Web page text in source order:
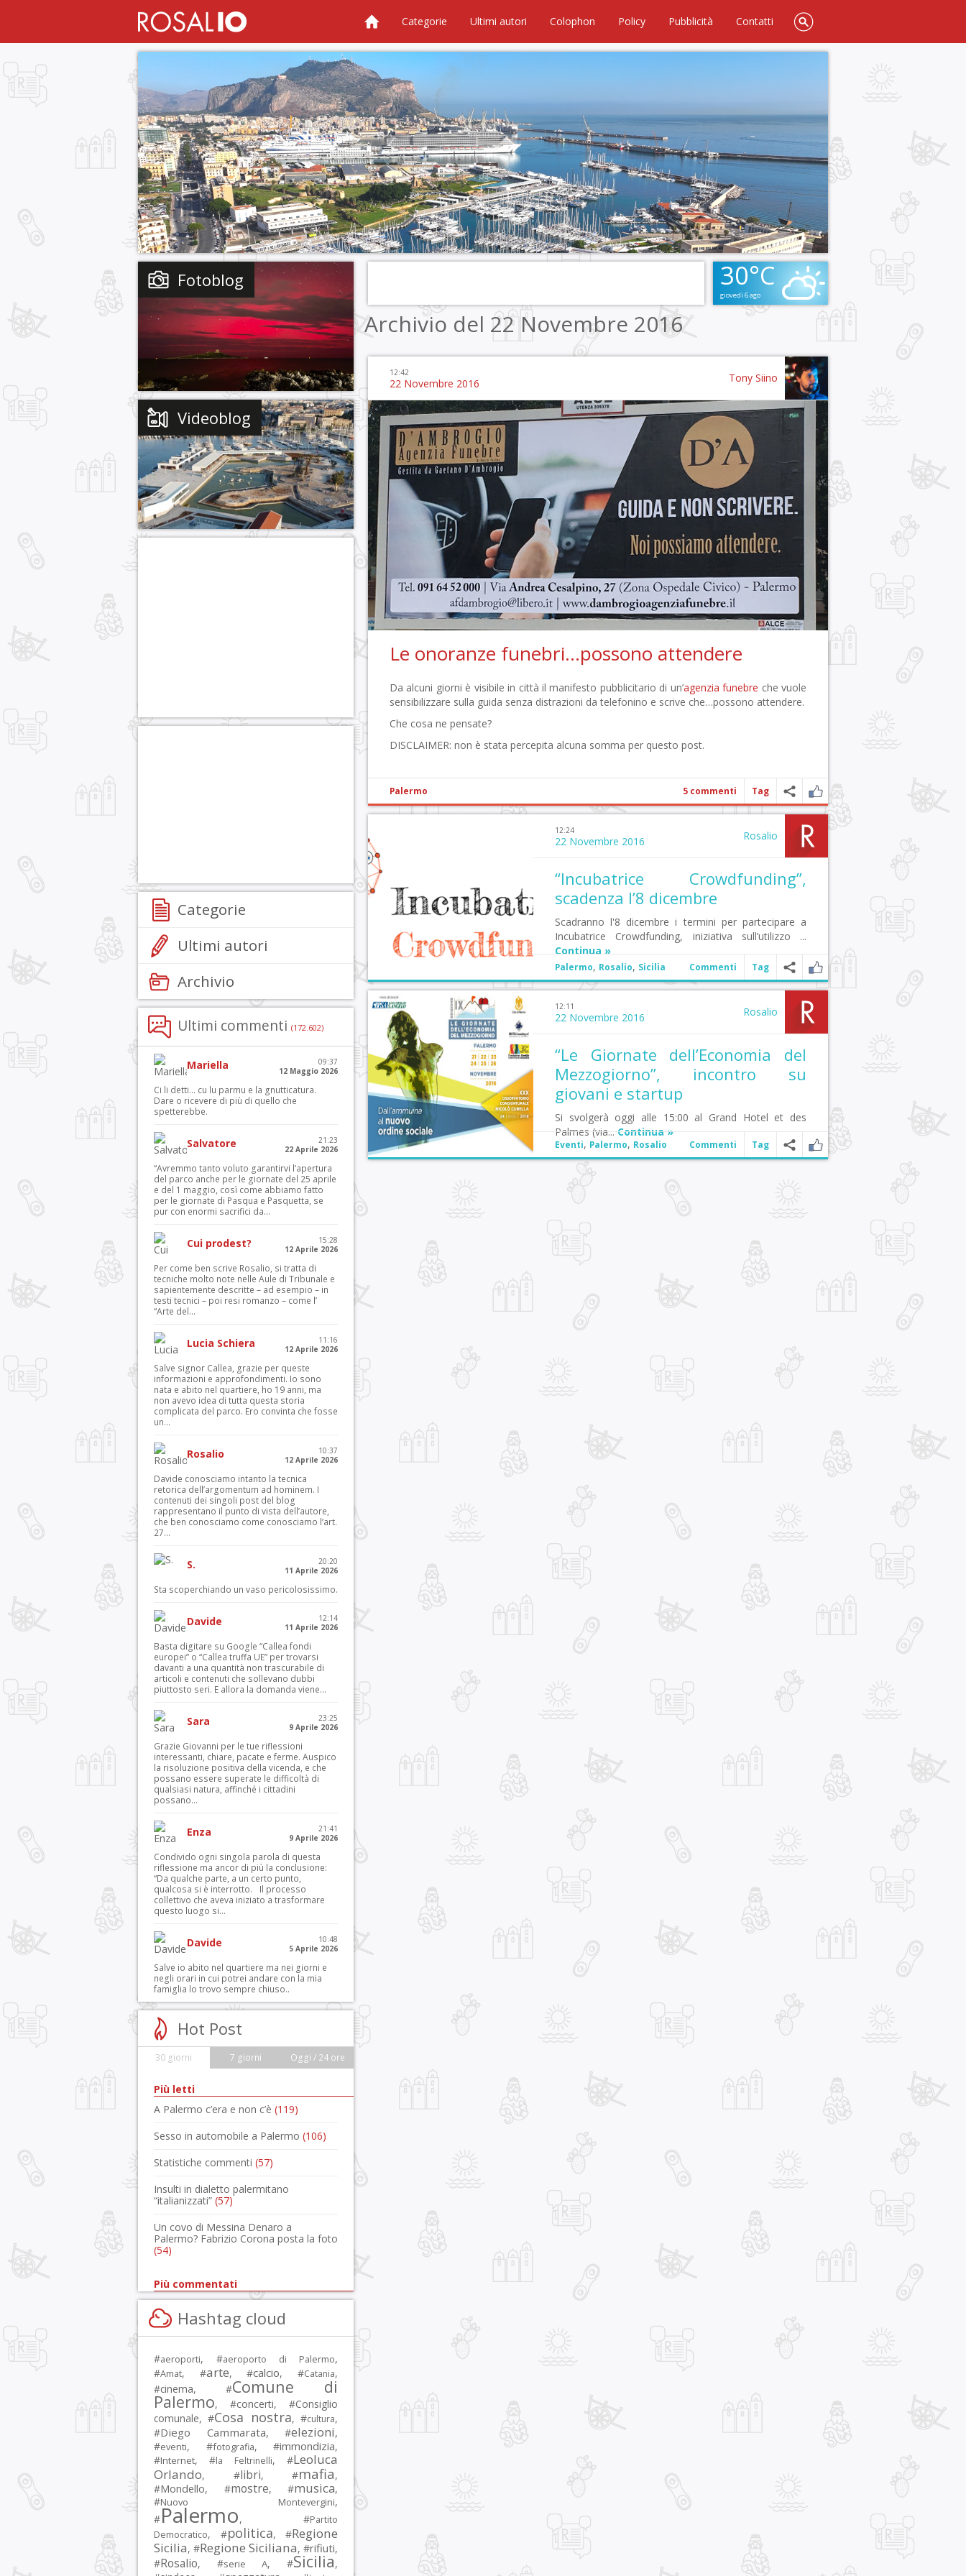
Categorie Ultimi autori Colophon Policy Pubblicità Contatti
30°C
giovedì 6 ago
Archivio del 22 Novembre 2016
12:42
22 Novembre 2016 Tony Siino
Le onoranze funebri…possono attendere
Da alcuni giorni è visibile in città il manifesto pubblicitario di un’agenzia funebre che vuole
sensibilizzare sulla guida senza distrazioni da telefonino e scrive che…possono attendere.
Che cosa ne pensate?
DISCLAIMER: non è stata percepita alcuna somma per questo post.
Palermo 5 commenti Tag
12:24
22 Novembre 2016 Rosalio
“Incubatrice Crowdfunding”,
scadenza l’8 dicembre
Scadranno l'8 dicembre i termini per partecipare a
Incubatrice Crowdfunding, iniziativa sull’utilizzo ...
Continua »
Palermo, Rosalio, Sicilia Commenti Tag
12:11
22 Novembre 2016 Rosalio
“Le Giornate dell’Economia del
Mezzogiorno”, incontro su
giovani e startup
Si svolgerà oggi alle 15:00 al Grand Hotel et des
Palmes (via... Continua »
Eventi, Palermo, Rosalio Commenti Tag
Fotoblog
Videoblog
Categorie
Ultimi autori
Archivio
Ultimi commenti (172.602)
Mariella
09:37
12 Maggio 2026
Ci li detti… cu lu parmu e la gnutticatura.
Dare o ricevere di più di quello che
spetterebbe.
Salvatore
21:23
22 Aprile 2026
“Avremmo tanto voluto garantirvi l’apertura
del parco anche per le giornate del 25 aprile
e del 1 maggio, così come abbiamo fatto
per le giornate di Pasqua e Pasquetta, se
pur con enormi sacrifici da...
Cui prodest?
15:28
12 Aprile 2026
Per come ben scrive Rosalio, si tratta di
tecniche molto note nelle Aule di Tribunale e
sapientemente descritte – ad esempio – in
testi tecnici – poi resi romanzo – come l’
“Arte del...
Lucia Schiera
11:16
12 Aprile 2026
Salve signor Callea, grazie per queste
informazioni e approfondimenti. Io sono
nata e abito nel quartiere, ho 19 anni, ma
non avevo idea di tutta questa storia
complicata del parco. Ero convinta che fosse
un...
Rosalio
10:37
12 Aprile 2026
Davide conosciamo intanto la tecnica
retorica dell’argomentum ad hominem. I
contenuti dei singoli post del blog
rappresentano il punto di vista dell’autore,
che ben conosciamo come conosciamo l’art.
27...
S.
20:20
11 Aprile 2026
Sta scoperchiando un vaso pericolosissimo.
Davide
12:14
11 Aprile 2026
Basta digitare su Google “Callea fondi
europei” o “Callea truffa UE” per trovarsi
davanti a una quantità non trascurabile di
articoli e contenuti che sollevano dubbi
piuttosto seri. E allora la domanda viene...
Sara
23:25
9 Aprile 2026
Grazie Giovanni per le tue riflessioni
interessanti, chiare, pacate e ferme. Auspico
la risoluzione positiva della vicenda, e che
possano essere superate le difficoltà di
qualsiasi natura, affinché i cittadini
possano...
Enza
21:41
9 Aprile 2026
Condivido ogni singola parola di questa
riflessione ma ancor di più la conclusione:
“Da qualche parte, a un certo punto,
qualcosa si è interrotto. Il processo
collettivo che aveva iniziato a trasformare
questo luogo si...
Davide
10:48
5 Aprile 2026
Salve io abito nel quartiere ma nei giorni e
negli orari in cui potrei andare con la mia
famiglia lo trovo sempre chiuso..
Hot Post
30 giorni 7 giorni Oggi / 24 ore
Più letti
A Palermo c’era e non c’è (119)
Sesso in automobile a Palermo (106)
Statistiche commenti (57)
Insulti in dialetto palermitano
“italianizzati” (57)
Un covo di Messina Denaro a
Palermo? Fabrizio Corona posta la foto
(54)
Più commentati
Hashtag cloud
#aeroporti, #aeroporto di Palermo,
#Amat, #arte, #calcio, #Catania,
#cinema, #Comune di
Palermo, #concerti, #Consiglio
comunale, #Cosa nostra, #cultura,
#Diego Cammarata, #elezioni,
#eventi, #fotografia, #immondizia,
#Internet, #la Feltrinelli, #Leoluca
Orlando, #libri, #mafia,
#Mondello, #mostre, #musica,
#Nuovo Montevergini,
#Palermo, #Partito
Democratico, #politica, #Regione
Sicilia, #Regione Siciliana, #rifiuti,
#Rosalio, #serie A, #Sicilia,